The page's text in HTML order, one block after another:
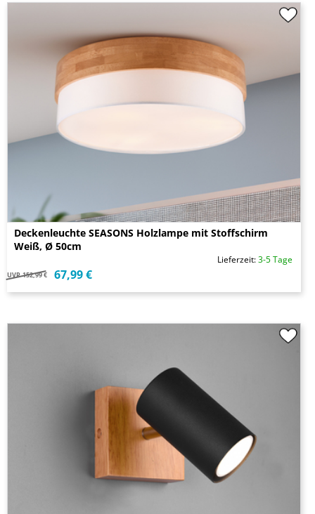
Deckenleuchte SEASONS Holzlampe mit Stoffschirm
Weiß, Ø 50cm
Lieferzeit:3-5 Tage
UVP 152,99 € 67,99 €